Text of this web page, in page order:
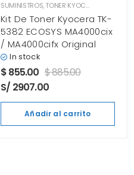
SUMINISTROS,TONER KYOCERA
Kit De Toner Kyocera TK-
5382 ECOSYS MA4000cix
/ MA4000cifx Original
In stock
$855.00 $885.00
S/ 2907.00
Añadir al carrito